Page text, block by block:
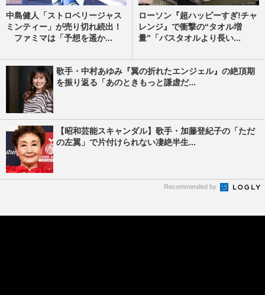
中島健人「ストロベリージャス
ミンティー」が売り切れ続出！
ファミマは「予想を遥か...
ローソン『超ハッピーすぎ!チャ
レンジ』で衝撃の“タオル増
量”「バスタオルより長い...
歌手・中村あゆみ『翼の折れたエンジェル』の絶頂期
を振り返る「あのときもっと謙虚だ...
【昭和芸能スキャンダル】歌手・加藤登紀子の「ただ
の左翼」で片付けられない凄絶半生...
Recommended by